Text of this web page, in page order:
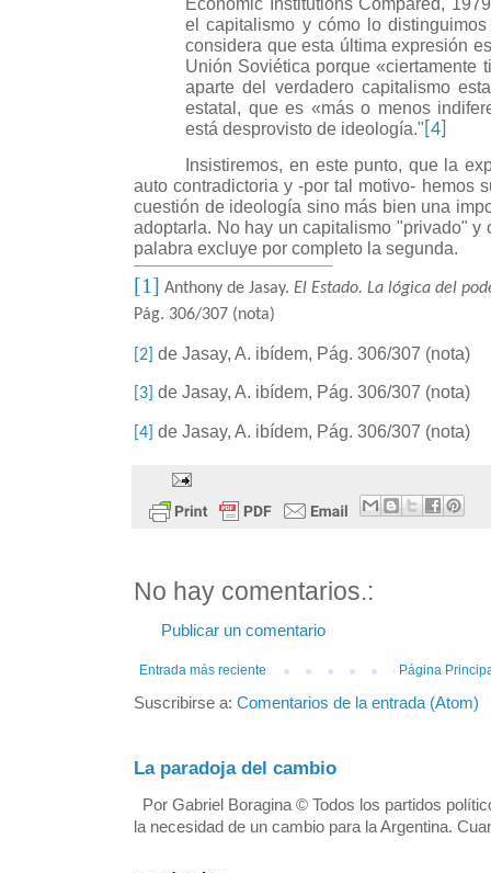
el capitalismo y cómo lo
considera que esta última expresión
Unión Soviética porque «ciertamente
aparte del verdadero capitalismo
estatal, que es «más o menos
está desprovisto de ideología." [4]
Insistiremos, en este punto, que la
auto contradictoria y -por tal motivo- hemos
cuestión de ideología sino más bien una
adoptarla. No hay un capitalismo "privado" y
palabra excluye por completo la segunda.
[1] Anthony de Jasay. El Estado. La lógica del
Pág. 306/307 (nota)
[2] de Jasay, A. ibídem, Pág. 306/307 (nota)
[3] de Jasay, A. ibídem, Pág. 306/307 (nota)
[4] de Jasay, A. ibídem, Pág. 306/307 (nota)
No hay comentarios.:
Publicar un comentario
Entrada más reciente Página
Suscribirse a: Comentarios de la entrada (Atom)
La paradoja del cambio
Por Gabriel Boragina © Todos los partidos
la necesidad de un cambio para la Argentina.